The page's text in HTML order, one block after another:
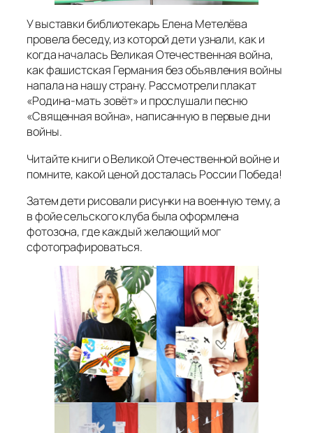
У выставки библиотекарь Елена Метелёва
провела беседу, из которой дети узнали, как и
когда началась Великая Отечественная война,
как фашистская Германия без объявления войны
напала на нашу страну. Рассмотрели плакат
«Родина-мать зовёт» и прослушали песню
«Священная война», написанную в первые дни
войны.
Читайте книги о Великой Отечественной войне и
помните, какой ценой досталась России Победа!
Затем дети рисовали рисунки на военную тему, а
в фойе сельского клуба была оформлена
фотозона, где каждый желающий мог
сфотографироваться.